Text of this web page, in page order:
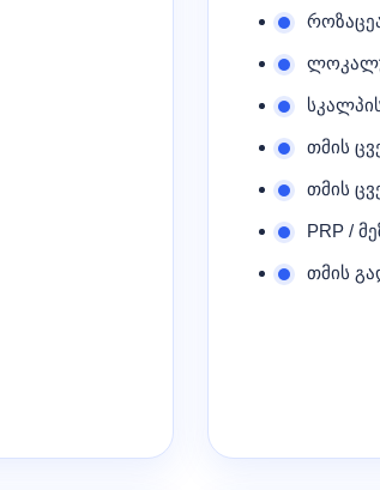
თმის
თმის
PRP /
თმის